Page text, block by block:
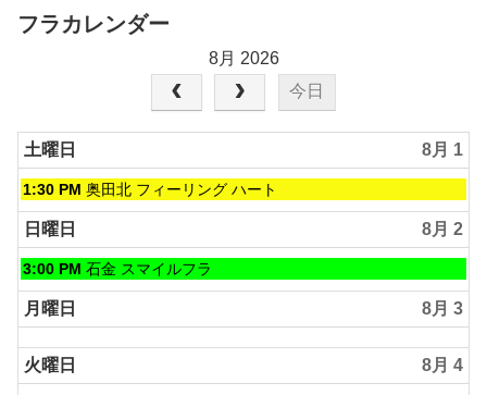
フラカレンダー
8月 2026
今日
土曜日 8月 1
土
曜
日,
8
月
1st
2026
1:30 PM 奥田北 フィーリング ハート
日曜日 8月 2
日
曜
日,
8
月
2nd
2026
3:00 PM 石金 スマイルフラ
月曜日 8月 3
火曜日 8月 4